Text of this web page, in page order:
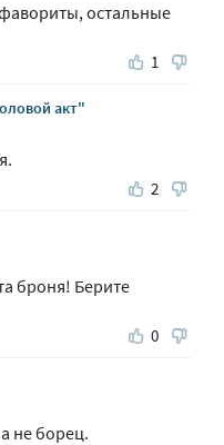
остальные
1
акт"
2
броня! Берите
0
не борец.